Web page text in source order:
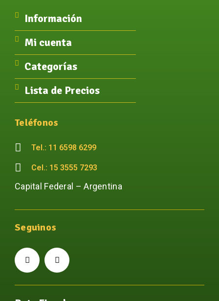
Información
Mi cuenta
Categorías
Lista de Precios
Teléfonos
Tel.: 11 6598 6299
Cel.: 15 3555 7293
Capital Federal – Argentina
Seguinos